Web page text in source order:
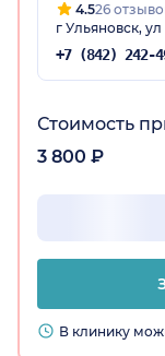
4.526
г Ульяновск, ул
Стоимость
3 800 ₽
В клинику